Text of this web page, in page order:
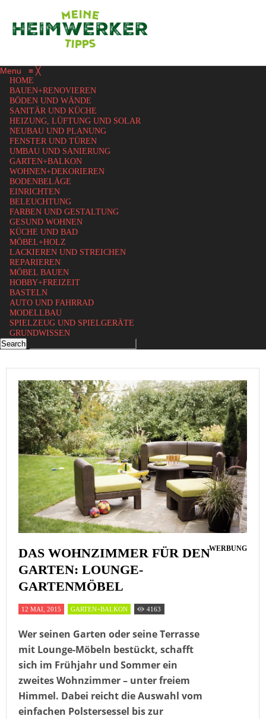
Menu ≡ ╳
HOME
BAUEN+RENOVIEREN
BÖDEN UND WÄNDE
SANITÄR UND KÜCHE
HEIZUNG, LÜFTUNG UND SOLAR
NEUBAU UND PLANUNG
FENSTER UND TÜREN
UMBAU UND SANIERUNG
GARTEN+BALKON
WOHNEN+DEKORIEREN
BODENBELÄGE
EINRICHTEN
BELEUCHTUNG
FARBEN UND GESTALTUNG
GESUND WOHNEN
KÜCHE UND BAD
MÖBEL+HOLZ
LACKIEREN UND STREICHEN
REPARIEREN
MÖBEL BAUEN
HOBBY+FREIZEIT
BASTELN
AUTO UND FAHRRAD
MODELLBAU
SPIELZEUG UND SPIELGERÄTE
GRUNDWISSEN
DAS WOHNZIMMER FÜR DEN
GARTEN: LOUNGE-
GARTENMÖBEL
WERBUNG
12 MAI, 2015 GARTEN+BALKON 4163
Wer seinen Garten oder seine Terrasse
mit Lounge-Möbeln bestückt, schafft
sich im Frühjahr und Sommer ein
zweites Wohnzimmer – unter freiem
Himmel. Dabei reicht die Auswahl vom
einfachen Polstersessel bis zur